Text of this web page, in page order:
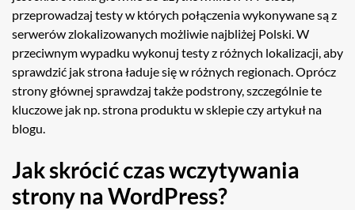
przeprowadzaj testy w których połączenia wykonywane są z
serwerów zlokalizowanych możliwie najbliżej Polski. W
przeciwnym wypadku wykonuj testy z różnych lokalizacji, aby
sprawdzić jak strona ładuje się w różnych regionach. Oprócz
strony głównej sprawdzaj także podstrony, szczególnie te
kluczowe jak np. strona produktu w sklepie czy artykuł na
blogu.
Jak skrócić czas wczytywania
strony na WordPress?